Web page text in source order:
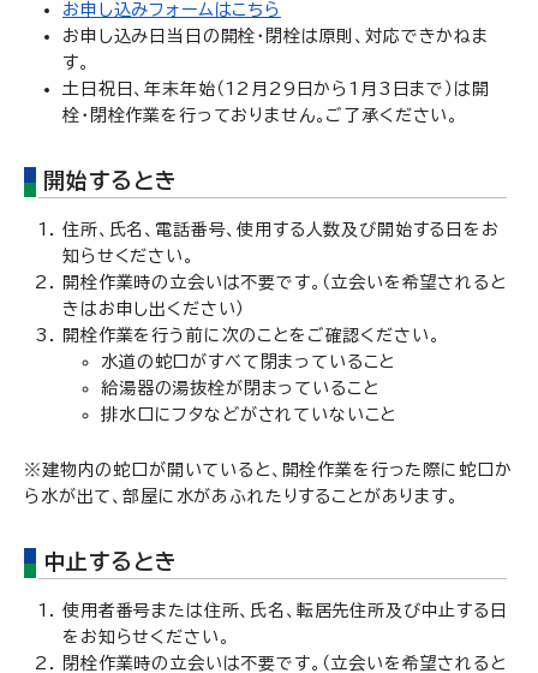
お申し込みフォームはこちら
お申し込み日当日の開栓・閉栓は原則、対応できかねま
す。
土日祝日、年末年始（12月29日から1月3日まで）は開
栓・閉栓作業を行っておりません。ご了承ください。
開始するとき
住所、氏名、電話番号、使用する人数及び開始する日をお
知らせください。
開栓作業時の立会いは不要です。（立会いを希望されると
きはお申し出ください）
開栓作業を行う前に次のことをご確認ください。
水道の蛇口がすべて閉まっていること
給湯器の湯抜栓が閉まっていること
排水口にフタなどがされていないこと
※建物内の蛇口が開いていると、開栓作業を行った際に蛇口か
ら水が出て、部屋に水があふれたりすることがあります。
中止するとき
使用者番号または住所、氏名、転居先住所及び中止する日
をお知らせください。
閉栓作業時の立会いは不要です。（立会いを希望されると